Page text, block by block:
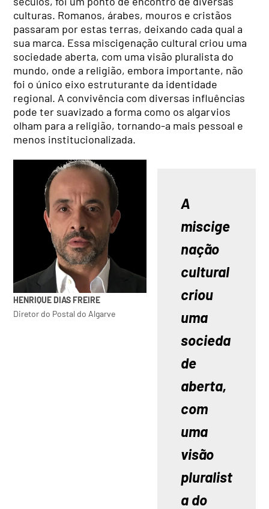
culturas. Romanos, árabes, mouros e cristãos
passaram por estas terras, deixando cada qual a
sua marca. Essa miscigenação cultural criou uma
sociedade aberta, com uma visão pluralista do
mundo, onde a religião, embora importante, não
foi o único eixo estruturante da identidade
regional. A convivência com diversas influências
pode ter suavizado a forma como os algarvios
olham para a religião, tornando-a mais pessoal e
menos institucionalizada.
HENRIQUE DIAS FREIRE
Diretor do Postal do Algarve
A
miscige
nação
cultural
criou
uma
socieda
de
aberta,
com
uma
visão
pluralist
a do